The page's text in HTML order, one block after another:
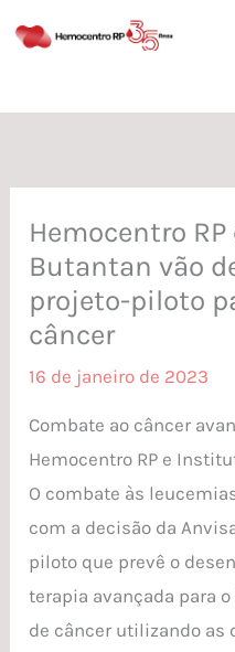
para
conteúdo
Hemocentro
Butantan vão
projeto-piloto
câncer
16 de janeiro de 2023
Combate ao câncer
Hemocentro RP e
O combate às
com a decisão da
piloto que prevê o
terapia avançada para
de câncer utilizando as